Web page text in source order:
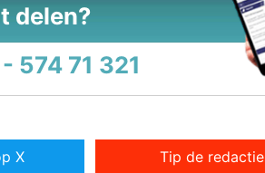
delen?
574 71 321
X Tip de redactie